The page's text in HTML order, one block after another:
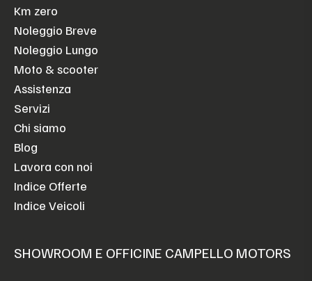
Km zero
Noleggio Breve
Noleggio Lungo
Moto & scooter
Assistenza
Servizi
Chi siamo
Blog
Lavora con noi
Indice Offerte
Indice Veicoli
SHOWROOM E OFFICINE CAMPELLO MOTORS